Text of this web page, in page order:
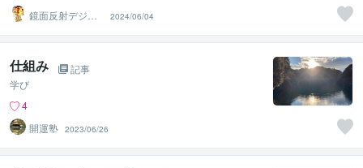
鏡面反射デジタ
ルアート製作所
（鈴木穣）
2024/06/04
仕組み
記事
学び
4
開運塾 2023/06/26